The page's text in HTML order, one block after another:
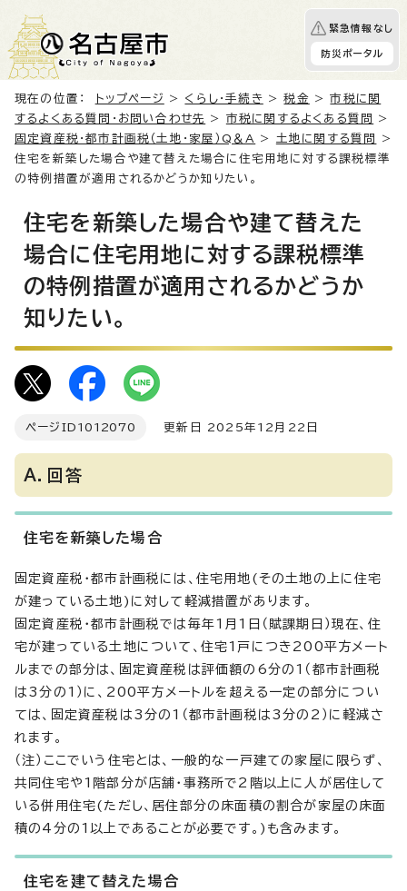
緊急情報なし
防災ポータル
現在の位置： トップページ > くらし・手続き >税金 >市税に関
するよくある質問・お問い合わせ先
> 市税に関するよくある質問
>
固定資産税・都市計画税（土地・家屋）Q＆A
> 土地に関する質問
>
住宅を新築した場合や建て替えた場合に住宅用地に対する課税標準
の特例措置が適用されるかどうか知りたい。
住宅を新築した場合や建て替えた
場合に住宅用地に対する課税標準
の特例措置が適用されるかどうか
知りたい。
ページID 1012070 更新日 2025年12月22日
A．回答
住宅を新築した場合
固定資産税・都市計画税には、住宅用地(その土地の上に住宅
が建っている土地)に対して軽減措置があります。
固定資産税・都市計画税では毎年1月1日（賦課期日）現在、住
宅が建っている土地について、住宅1戸につき200平方メート
ルまでの部分は、固定資産税は評価額の6分の1（都市計画税
は3分の1）に、200平方メートルを超える一定の部分につい
ては、固定資産税は3分の1（都市計画税は3分の2）に軽減さ
れます。
（注）ここでいう住宅とは、一般的な一戸建ての家屋に限らず、
共同住宅や1階部分が店舗・事務所で2階以上に人が居住して
いる併用住宅(ただし、居住部分の床面積の割合が家屋の床面
積の4分の1以上であることが必要です。)も含みます。
住宅を建て替えた場合